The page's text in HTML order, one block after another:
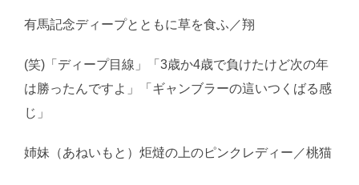
有馬記念ディープとともに草を食ふ／翔
(笑)「ディープ目線」「3歳か4歳で負けたけど次の年
は勝ったんですよ」「ギャンブラーの這いつくばる感
じ」
姉妹（あねいもと）炬燵の上のピンクレディー／桃猫